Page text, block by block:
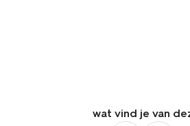
wat vind je van